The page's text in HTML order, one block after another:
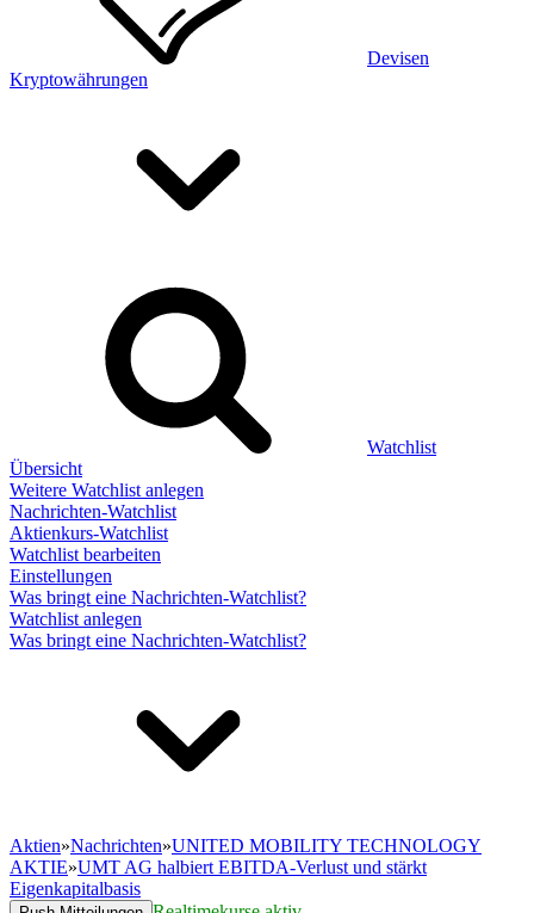
Devisen
Kryptowährungen
Watchlist
Übersicht
Weitere Watchlist anlegen
Nachrichten-Watchlist
Aktienkurs-Watchlist
Watchlist bearbeiten
Einstellungen
Was bringt eine Nachrichten-Watchlist?
Watchlist anlegen
Was bringt eine Nachrichten-Watchlist?
Aktien»Nachrichten»UNITED MOBILITY TECHNOLOGY
AKTIE»UMT AG halbiert EBITDA-Verlust und stärkt
Eigenkapitalbasis